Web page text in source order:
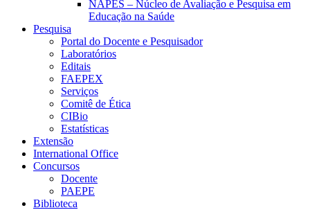
NAPES – Núcleo de Avaliação e Pesquisa em
Educação na Saúde
Pesquisa
Portal do Docente e Pesquisador
Laboratórios
Editais
FAEPEX
Serviços
Comitê de Ética
CIBio
Estatísticas
Extensão
International Office
Concursos
Docente
PAEPE
Biblioteca